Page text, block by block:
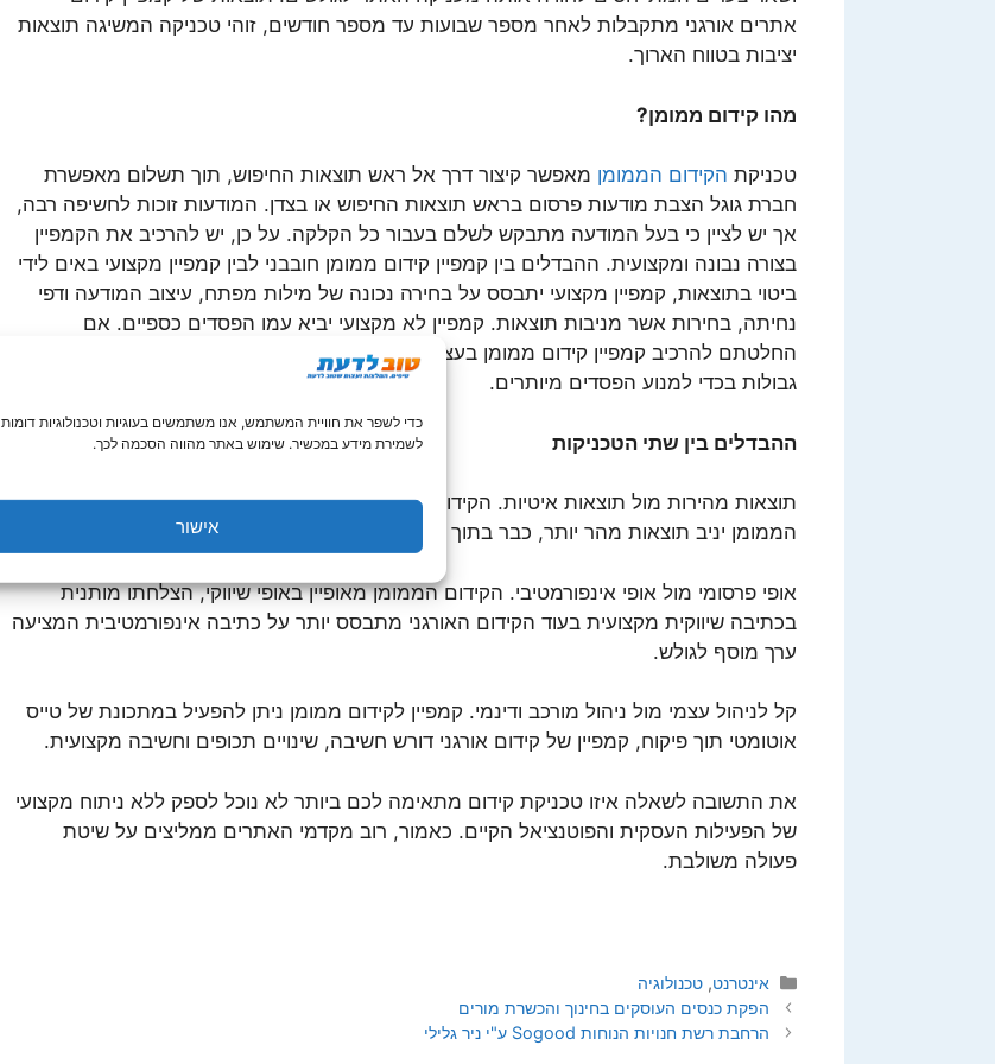
כדי לשפר את חוויית המשתמש, אנו משתמשים בעוגיות וטכנולוגיות דומות
לשמירת מידע במכשיר. שימוש באתר מהווה הסכמה לכך.
אישור
אתרים אורגני מתקבלות לאחר מספר שבועות עד מספר חודשים, זוהי טכניקה המשיגה תוצאות
יציבות בטווח הארוך.
מהו קידום ממומן?
טכניקת הקידום הממומן מאפשר קיצור דרך אל ראש תוצאות החיפוש, תוך תשלום מאפשרת
חברת גוגל הצבת מודעות פרסום בראש תוצאות החיפוש או בצדן. המודעות זוכות לחשיפה רבה,
אך יש לציין כי בעל המודעה מתבקש לשלם בעבור כל הקלקה. על כן, יש להרכיב את הקמפיין
בצורה נבונה ומקצועית. ההבדלים בין קמפיין קידום ממומן חובבני לבין קמפיין מקצועי באים לידי
ביטוי בתוצאות, קמפיין מקצועי יתבסס על בחירה נכונה של מילות מפתח, עיצוב המודעה ודפי
נחיתה, בחירות אשר מניבות תוצאות. קמפיין לא מקצועי יביא עמו הפסדים כספיים. אם
החלטתם להרכיב קמפיין קידום ממומן בעצמכם יש להגדיר מראש תקציב כספי, הציבו לעצמכם
גבולות בכדי למנוע הפסדים מיותרים.
ההבדלים בין שתי הטכניקות
תוצאות מהירות מול תוצאות איטיות. הקידום האורגני יניב תוצאות בטווח הארוך בעוד הקמפיין
הממומן יניב תוצאות מהר יותר, כבר בתוך כמה ימים ניתן לראות את התוצאות.
אופי פרסומי מול אופי אינפורמטיבי. הקידום הממומן מאופיין באופי שיווקי, הצלחתו מותנית
בכתיבה שיווקית מקצועית בעוד הקידום האורגני מתבסס יותר על כתיבה אינפורמטיבית המציעה
ערך מוסף לגולש.
קל לניהול עצמי מול ניהול מורכב ודינמי. קמפיין לקידום ממומן ניתן להפעיל במתכונת של טייס
אוטומטי תוך פיקוח, קמפיין של קידום אורגני דורש חשיבה, שינויים תכופים וחשיבה מקצועית.
את התשובה לשאלה איזו טכניקת קידום מתאימה לכם ביותר לא נוכל לספק ללא ניתוח מקצועי
של הפעילות העסקית והפוטנציאל הקיים. כאמור, רוב מקדמי האתרים ממליצים על שיטת
פעולה משולבת.
קטגוריות
אינטרנט,טכנולוגיה
הפקת כנסים העוסקים בחינוך והכשרת מורים
הרחבת רשת חנויות הנוחות Sogood ע"י ניר גלילי